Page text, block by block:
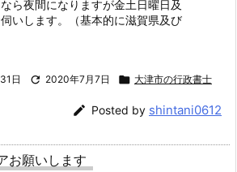
ら夜間になりますが金土日曜日及
いします。（基本的に滋賀県及び
日  2020年7月7日  大津市の行政書士
 Posted by shintani0612
お願いします